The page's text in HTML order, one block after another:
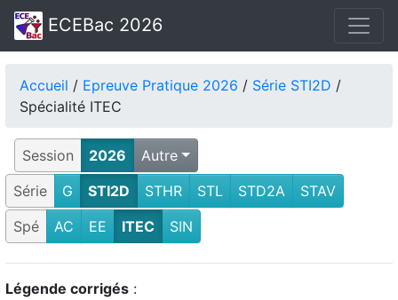
ECEBac 2026
Accueil / Epreuve Pratique 2026 / Série STI2D /
Spécialité ITEC
Session 2026
Autre
Série
G STI2D STHR STL STD2A
STAV
Spé
AC EE ITEC SIN
Légende corrigés :